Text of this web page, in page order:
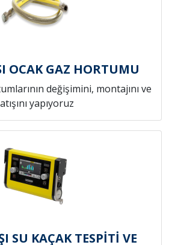
OCAK GAZ HORTUMU
değişimini, montajını ve
yapıyoruz
SU KAÇAK TESPİTİ VE